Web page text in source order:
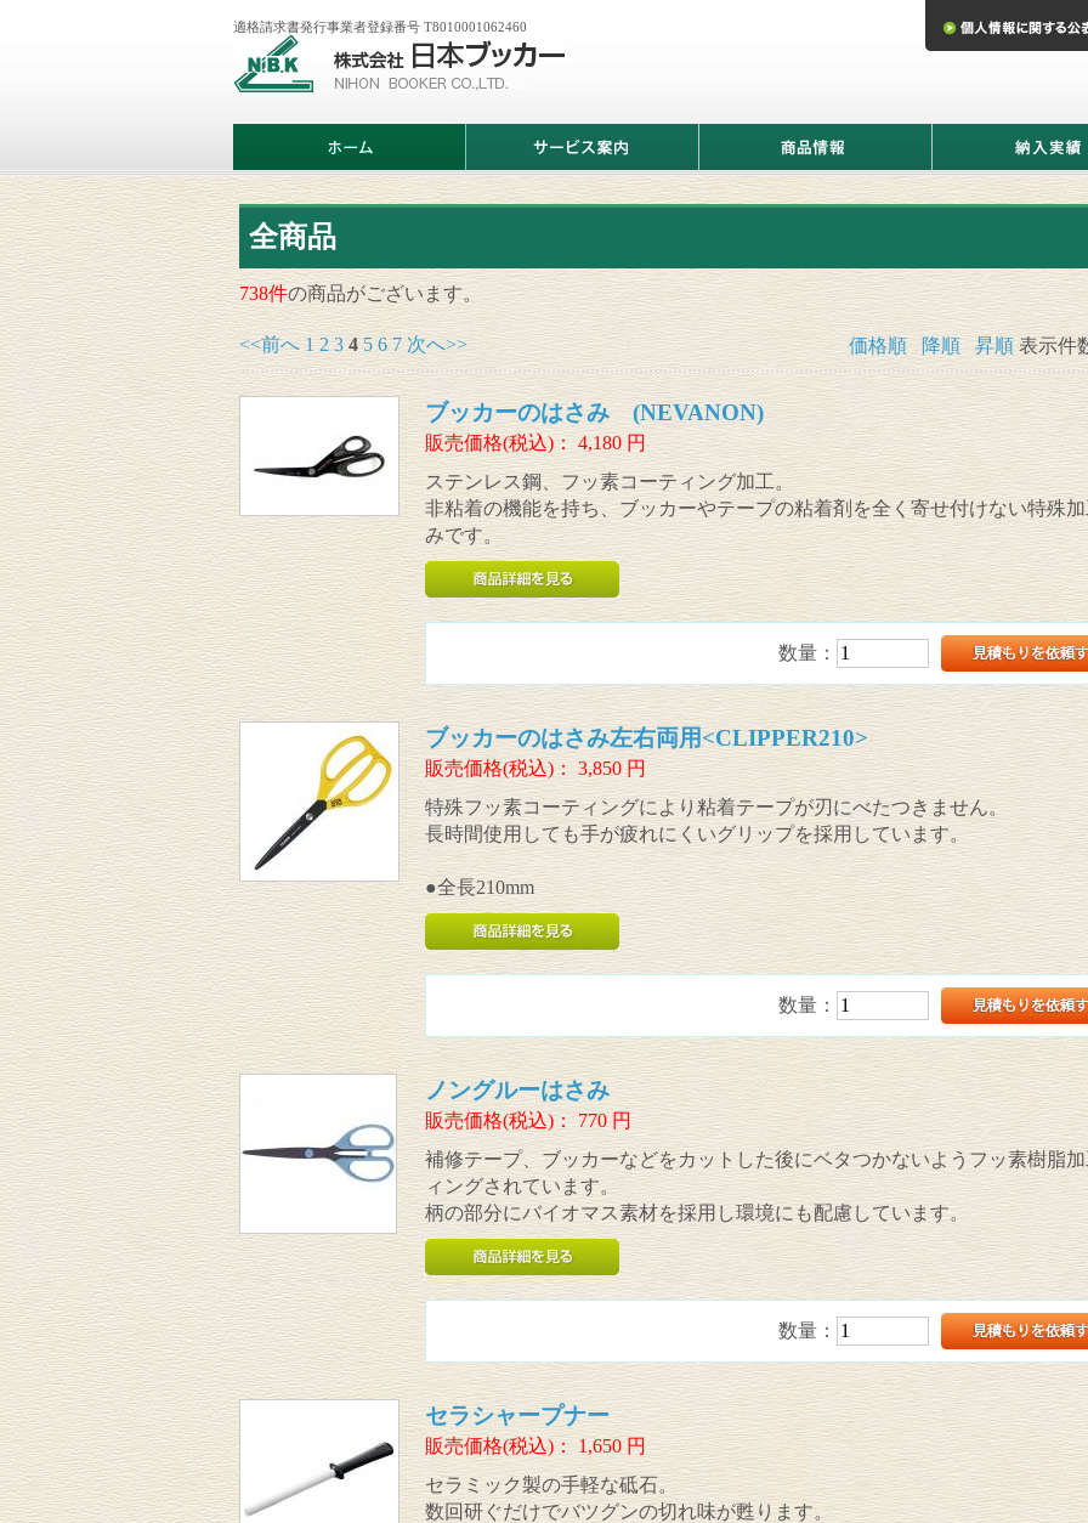
会
日
ッ
カ
ー
適格請求書発行事業者登録番号 T8010001062460
ム
ビ
ス
案
情
報
実
全商品
738件の商品がございます。
価格順 降順 昇順 表示件
<<前へ 1 2 3 4 5 6 7 次へ>>
ブッカーのはさみ (NEVANON)
販売価格(税込)： 4,180円
ステンレス鋼、フッ素コーティング加工。
非粘着の機能を持ち、ブッカーやテープの粘着剤を全く寄せ付けない特殊
みです。
数量：
ブッカーのはさみ左右両用<CLIPPER210>
販売価格(税込)： 3,850円
特殊フッ素コーティングにより粘着テープが刃にべたつきません。
長時間使用しても手が疲れにくいグリップを採用しています。
●全長210mm
数量：
ノングルーはさみ
販売価格(税込)： 770円
補修テープ、ブッカーなどをカットした後にベタつかないようフッ素樹脂
ィングされています。
柄の部分にバイオマス素材を採用し環境にも配慮しています。
数量：
セラシャープナー
販売価格(税込)： 1,650円
セラミック製の手軽な砥石。
数回研ぐだけでバツグンの切れ味が甦ります。